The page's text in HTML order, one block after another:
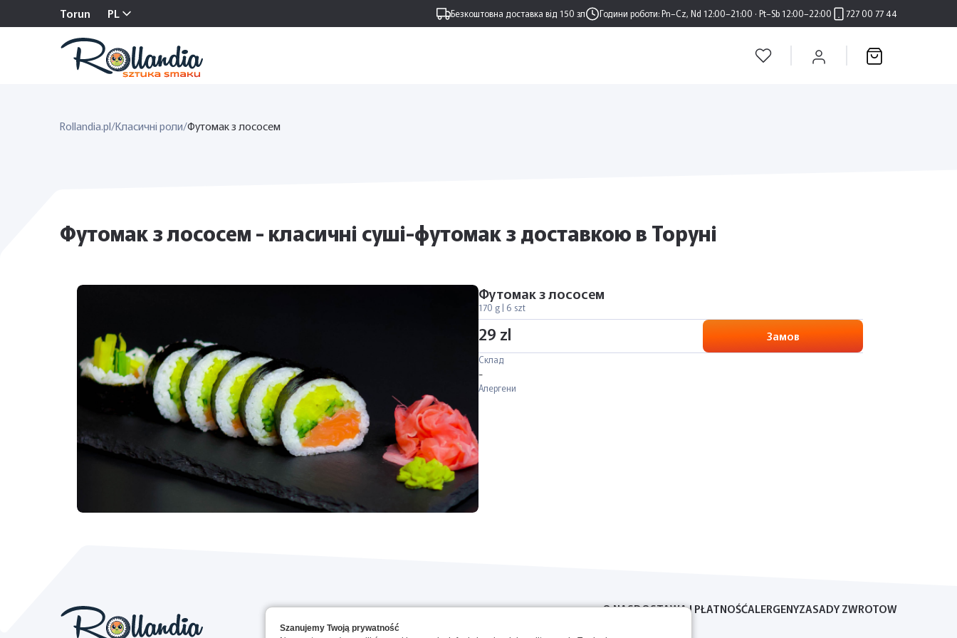
Torun PL Безкоштовна доставка від 150 зл Години роботи:Pn–Cz, Nd 12:00–21:00 · Pt–Sb 12:00–22:00 727 00 77 44
Rollandia.pl/Класичні роли/Футомак з лососем
Футомак з лососем - класичні суші-футомак з доставкою в Торуні
Футомак з лососем
170 g | 6 szt
29 zl Замов
Склад
-
Алергени
O NASDOSTAWA I PŁATNOŚĆALERGENYZASADY ZWROTOW
Szanujemy Twoją prywatność